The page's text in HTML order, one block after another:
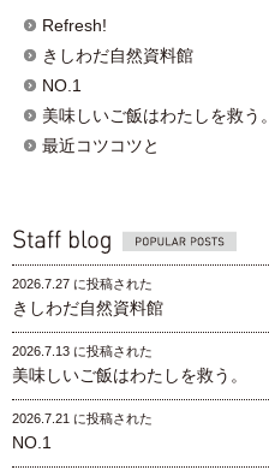
Refresh!
きしわだ自然資料館
NO.1
美味しいご飯はわたしを救う。
最近コツコツと
Popular posts
2026.7.27 に投稿された
きしわだ自然資料館
2026.7.13 に投稿された
美味しいご飯はわたしを救う。
2026.7.21 に投稿された
NO.1